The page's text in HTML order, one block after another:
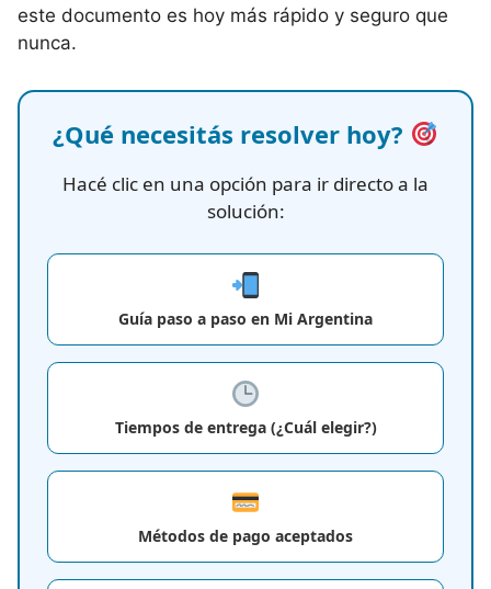
este documento es hoy más rápido y seguro que
nunca.
¿Qué necesitás resolver hoy?
Hacé clic en una opción para ir directo a la
solución:
Guía paso a paso en Mi Argentina
Tiempos de entrega (¿Cuál elegir?)
Métodos de pago aceptados